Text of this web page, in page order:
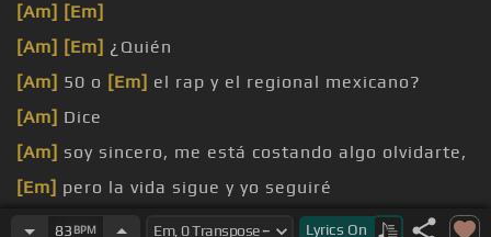
[Am] [Em]
[Am] [Em] ¿Quién
[Am] 50 o [Em] el rap y el regional mexicano?
[Am] Dice
[Am] soy sincero, me está costando algo olvidarte,
[Em] pero la vida sigue y yo seguiré
[Am]te deseo lo mejor en esta vida y la que sigue
83 BPM Lyrics On